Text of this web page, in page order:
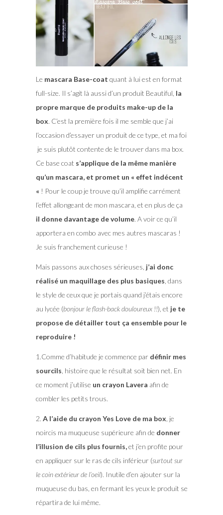
Le mascara Base-coat quant à lui est en format
full-size. Il s’agit là aussi d’un produit Beautiful, la
propre marque de produits make-up de la
box. C’est la première fois il me semble que j’ai
l’occasion d’essayer un produit de ce type, et ma foi
je suis plutôt contente de le trouver dans ma box.
Ce base coat s’applique de la même manière
qu’un mascara, et promet un « effet indécent
« ! Pour le coup je trouve qu’il amplifie carrément
l’effet allongeant de mon mascara, et en plus de ça
il donne davantage de volume. A voir ce qu’il
apportera en combo avec mes autres mascaras !
Je suis franchement curieuse !
Mais passons aux choses sérieuses, j’ai donc
réalisé un maquillage des plus basiques , dans
le style de ceux que je portais quand j’étais encore
au lycée (bonjour le flash-back douloureux !!), et je te
propose de détailler tout ça ensemble pour le
reproduire !
1.Comme d’habitude je commence par définir mes
sourcils , histoire que le résultat soit bien net. En
ce moment j’utilise un crayon Lavera afin de
combler les petits trous.
2. A l’aide du crayon Yes Love de ma box , je
noircis ma muqueuse supérieure afin de donner
l’illusion de cils plus fournis,et j’en profite pour
en appliquer sur le ras de cils inférieur (surtout sur
le coin extérieur de l’oeil). Inutile d’en ajouter sur la
muqueuse du bas, en fermant les yeux le produit se
répartira de lui même.